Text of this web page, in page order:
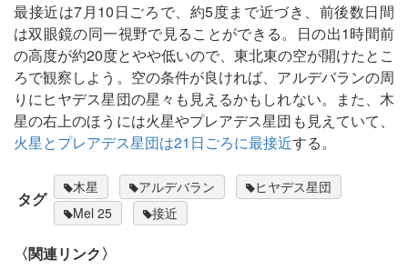
最接近は7月10日ごろで、約5度まで近づき、前後数日間
は双眼鏡の同一視野で見ることができる。日の出1時間前
の高度が約20度とやや低いので、東北東の空が開けたとこ
ろで観察しよう。空の条件が良ければ、アルデバランの周
りにヒヤデス星団の星々も見えるかもしれない。また、木
星の右上のほうには火星やプレアデス星団も見えていて、
火星とプレアデス星団は21日ごろに最接近する。
タグ
木星 アルデバラン
ヒヤデス星団
Mel 25
接近
〈関連リンク〉